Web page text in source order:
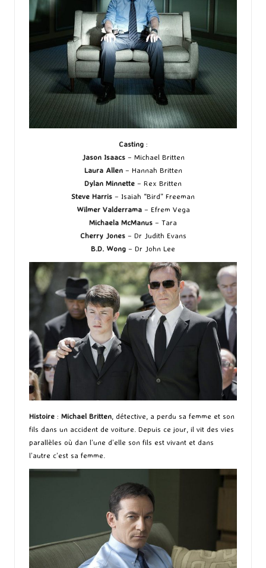
Casting:
Jason Isaacs– Michael Britten
Laura Allen– Hannah Britten
Dylan Minnette – Rex Britten
Steve Harris – Isaiah “Bird” Freeman
Wilmer Valderrama– Efrem Vega
Michaela McManus – Tara
Cherry Jones– Dr Judith Evans
B.D. Wong – Dr John Lee
Histoire : Michael Britten , détective, a perdu sa femme et son
fils dans un accident de voiture. Depuis ce jour, il vit des vies
parallèles où dan l’une d’elle son fils est vivant et dans
l’autre c’est sa femme.